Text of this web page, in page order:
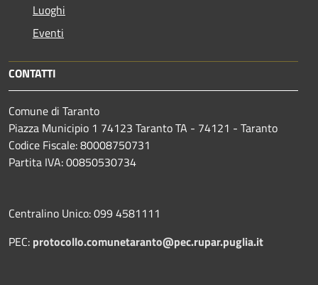
Luoghi
Eventi
CONTATTI
Comune di Taranto
Piazza Municipio 1 74123 Taranto TA - 74121 - Taranto
Codice Fiscale: 80008750731
Partita IVA: 00850530734
Centralino Unico: 099 4581111
PEC: protocollo.comunetaranto@pec.rupar.puglia.it